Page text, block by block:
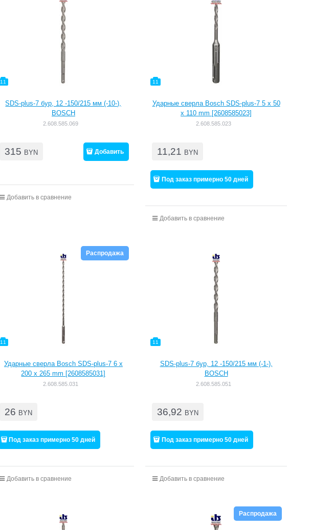
11
SDS-plus-7 бур, 12 -150/215 мм (-10-),
BOSCH
2.608.585.069
315 BYN Добавить
Добавить в сравнение
11
Ударные сверла Bosch SDS-plus-7 5 x 50
x 110 mm [2608585023]
2.608.585.023
11,21 BYN
Под заказ примерно 50 дней
Добавить в сравнение
11
Ударные сверла Bosch SDS-plus-7 6 x
200 x 265 mm [2608585031]
2.608.585.031
Распродажа
26 BYN
Под заказ примерно 50 дней
Добавить в сравнение
11
SDS-plus-7 бур, 12 -150/215 мм (-1-),
BOSCH
2.608.585.051
36,92 BYN
Под заказ примерно 50 дней
Добавить в сравнение
Распродажа